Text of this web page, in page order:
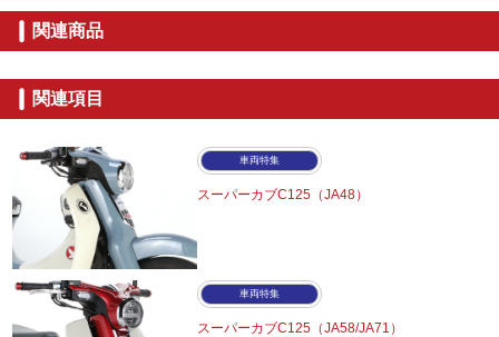
関連商品
関連項目
車両特集
スーパーカブC125（JA48）
車両特集
スーパーカブC125（JA58/JA71）